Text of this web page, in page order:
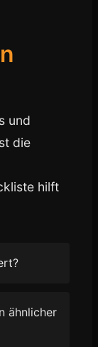
und
die
hilft
ähnlicher